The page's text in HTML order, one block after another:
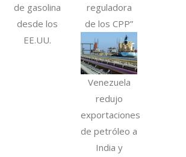
de gasolina
desde los
EE.UU.
reguladora
de los CPP”
Venezuela
redujo
exportaciones
de petróleo a
India y